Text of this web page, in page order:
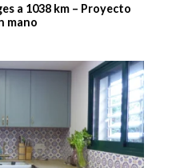
a 1038 km – Proyecto
mano